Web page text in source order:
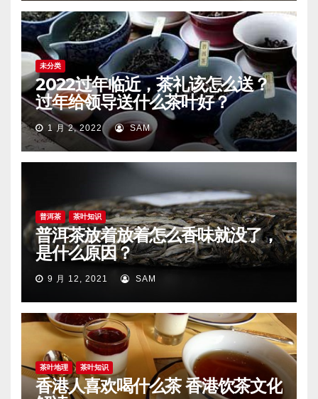
未分类
2022过年临近，茶礼该怎么送？
过年给领导送什么茶叶好？
1 月 2, 2022 SAM
普洱茶 茶叶知识
普洱茶放着放着怎么香味就没了，
是什么原因？
9 月 12, 2021 SAM
茶叶地理 茶叶知识
香港人喜欢喝什么茶 香港饮茶文化